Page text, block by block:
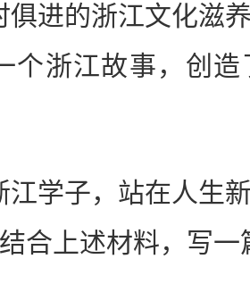
的浙江文化滋养
个浙江故事，创
子，站在人生新
合上述材料，写一